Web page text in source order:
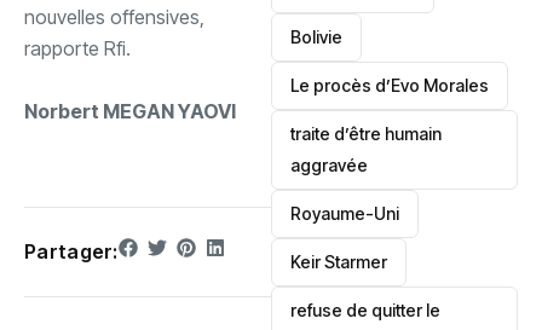
nouvelles offensives,
rapporte Rfi.
‎Norbert MEGAN YAOVI
Partager:
‎Bolivie
Le procès d’Evo Morales
traite d’être humain
aggravée
‎Royaume-Uni
Keir Starmer
refuse de quitter le